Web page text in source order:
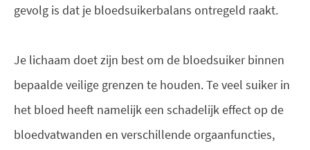
gevolg is dat je bloedsuikerbalans ontregeld raakt.
Je lichaam doet zijn best om de bloedsuiker binnen
bepaalde veilige grenzen te houden. Te veel suiker in
het bloed heeft namelijk een schadelijk effect op de
bloedvatwanden en verschillende orgaanfuncties,